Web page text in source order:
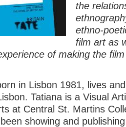
the
ethno-
film art as
of making the
in Lisbon 1981, lives
Tatiana is a Visual
at Central St. Martins
showing and